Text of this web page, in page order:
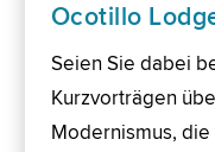
Ocotillo
Seien Sie dabei
Kurzvorträgen
Modernismus,